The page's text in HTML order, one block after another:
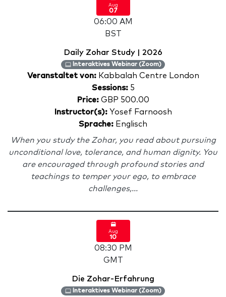
Aug
07
06:00 AM
BST
Daily Zohar Study | 2026
Interaktives Webinar (Zoom)
Veranstaltet von: Kabbalah Centre London
Sessions:5
Price: GBP 500.00
Instructor(s): Yosef Farnoosh
Sprache: Englisch
When you study the Zohar, you read about pursuing
unconditional love, tolerance, and human dignity. You
are encouraged through profound stories and
teachings to temper your ego, to embrace
challenges,...
Aug
10
08:30 PM
GMT
Die Zohar-Erfahrung
Interaktives Webinar (Zoom)